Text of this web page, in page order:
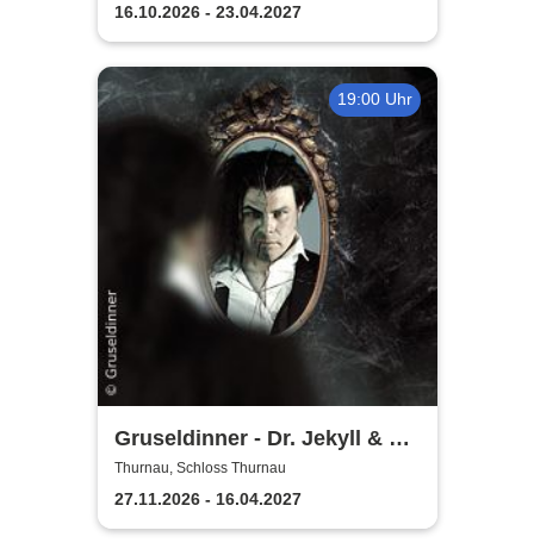
16.10.2026 - 23.04.2027
19:00 Uhr
Gruseldinner - Dr. Jekyll & Mr.
Hyde
Thurnau, Schloss Thurnau
27.11.2026 - 16.04.2027